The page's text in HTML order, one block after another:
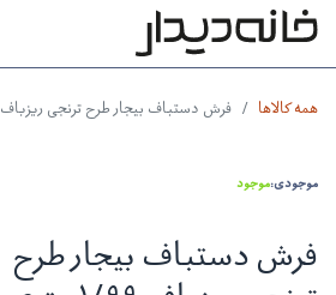
همه کالاها فرش دستباف بیجار طرح ترنجی ریزباف ۱/۹۹ متری
موجودی:موجود
فرش دستباف بیجار طرح